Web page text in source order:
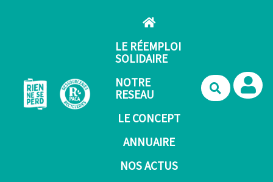
LE RÉEMPLOI
SOLIDAIRE
NOTRE
RESEAU
LE CONCEPT
ANNUAIRE
NOS ACTUS